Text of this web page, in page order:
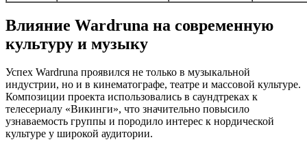
Влияние Wardruna на современную
культуру и музыку
Успех Wardruna проявился не только в музыкальной
индустрии, но и в кинематографе, театре и массовой культуре.
Композиции проекта использовались в саундтреках к
телесериалу «Викинги», что значительно повысило
узнаваемость группы и породило интерес к нордической
культуре у широкой аудитории.